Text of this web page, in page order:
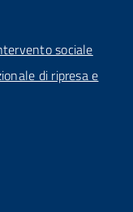
sociale
di ripresa e